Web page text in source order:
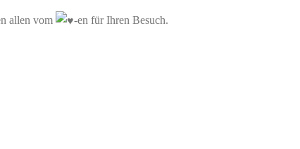
allen vom -en für Ihren Besuch.